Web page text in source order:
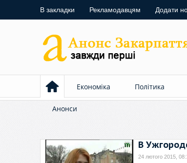
В закладки Рекламодавцям Додати
Економіка Політика
Анонси
В
24 лютого 2015,